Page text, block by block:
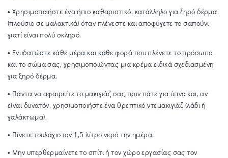
• Χρησιμοποιήστε ένα ήπιο καθαριστικό, κατάλληλο για ξηρό δέρμα
(πλούσιο σε μαλακτικά) όταν πλένεστε και αποφύγετε το σαπούνι
γιατί είναι πολύ σκληρό.
• Ενυδατώστε κάθε μέρα και κάθε φορά που πλένετε το πρόσωπο
και το σώμα σας, χρησιμοποιώντας μια κρέμα ειδικά σχεδιασμένη
για ξηρό δέρμα.
• Πάντα να αφαιρείτε το μακιγιάζ σας πριν πάτε για ύπνο και, αν
είναι δυνατόν, χρησιμοποιήστε ένα θρεπτικό ντεμακιγιάζ (λάδι ή
γαλάκτωμα).
• Πίνετε τουλάχιστον 1,5 λίτρο νερό την ημέρα.
• Μην υπερθερμαίνετε το σπίτι ή τον χώρο εργασίας σας τον